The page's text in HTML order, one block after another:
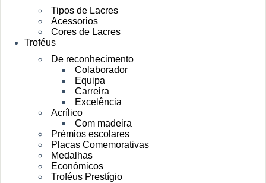
Tipos de Lacres
Acessorios
Cores de Lacres
Troféus
De reconhecimento
Colaborador
Equipa
Carreira
Excelência
Acrílico
Com madeira
Prémios escolares
Placas Comemorativas
Medalhas
Económicos
Troféus Prestígio